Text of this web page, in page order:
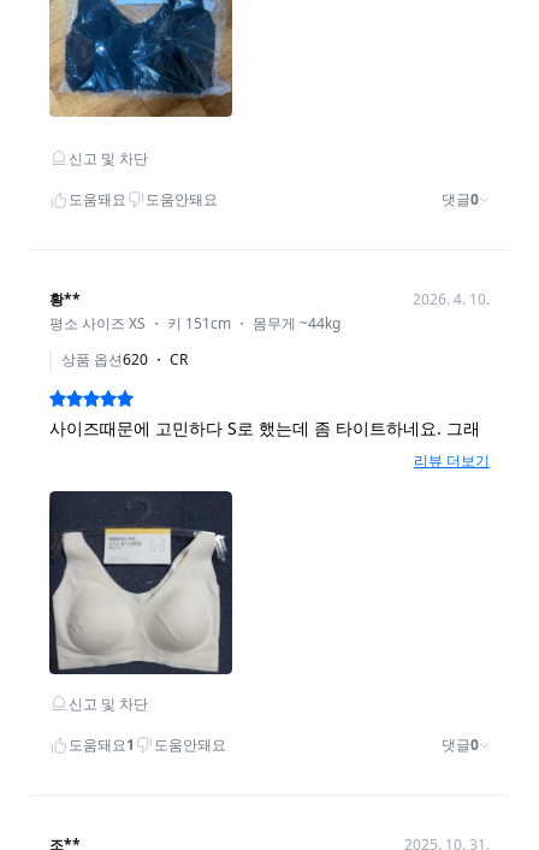
모델 착용 이미지보다 제품컷 이미지의 컬러가 정확합니다.